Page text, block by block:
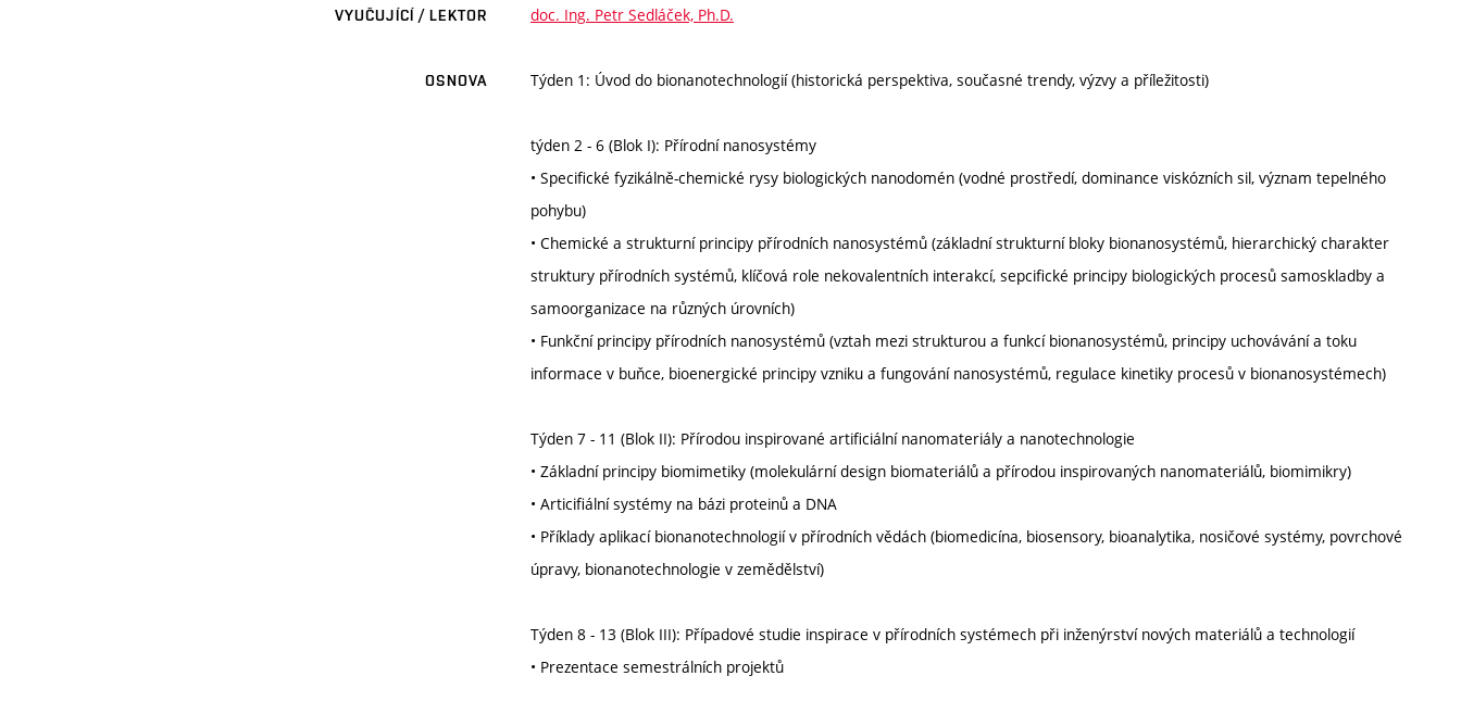
VYUČUJÍCÍ / LEKTOR doc. Ing. Petr Sedláček, Ph.D.
OSNOVA Týden 1: Úvod do bionanotechnologií (historická perspektiva, současné trendy, výzvy a příležitosti)
týden 2 - 6 (Blok I): Přírodní nanosystémy
• Specifické fyzikálně-chemické rysy biologických nanodomén (vodné prostředí, dominance viskózních sil, význam tepelného
pohybu)
• Chemické a strukturní principy přírodních nanosystémů (základní strukturní bloky bionanosystémů, hierarchický charakter
struktury přírodních systémů, klíčová role nekovalentních interakcí, sepcifické principy biologických procesů samoskladby a
samoorganizace na různých úrovních)
• Funkční principy přírodních nanosystémů (vztah mezi strukturou a funkcí bionanosystémů, principy uchovávání a toku
informace v buňce, bioenergické principy vzniku a fungování nanosystémů, regulace kinetiky procesů v bionanosystémech)
Týden 7 - 11 (Blok II): Přírodou inspirované artificiální nanomateriály a nanotechnologie
• Základní principy biomimetiky (molekulární design biomateriálů a přírodou inspirovaných nanomateriálů, biomimikry)
• Articifiální systémy na bázi proteinů a DNA
• Příklady aplikací bionanotechnologií v přírodních vědách (biomedicína, biosensory, bioanalytika, nosičové systémy, povrchové
úpravy, bionanotechnologie v zemědělství)
Týden 8 - 13 (Blok III): Případové studie inspirace v přírodních systémech při inženýrství nových materiálů a technologií
• Prezentace semestrálních projektů